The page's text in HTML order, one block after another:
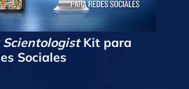
ScientologistKit para
Sociales